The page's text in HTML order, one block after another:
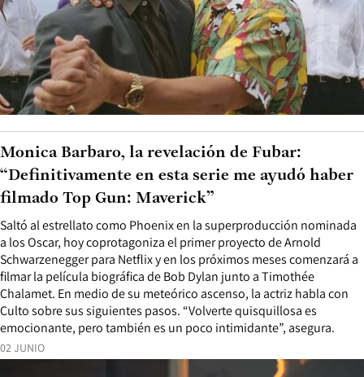
02 JUNIO
Saltó al estrellato como Phoenix en la superproducción nominada
a los Oscar, hoy coprotagoniza el primer proyecto de Arnold
Schwarzenegger para Netflix y en los próximos meses comenzará a
filmar la película biográfica de Bob Dylan junto a Timothée
Chalamet. En medio de su meteórico ascenso, la actriz habla con
Culto sobre sus siguientes pasos. “Volverte quisquillosa es
emocionante, pero también es un poco intimidante”, asegura.
Monica Barbaro, la revelación de Fubar:
“Definitivamente en esta serie me ayudó haber
filmado Top Gun: Maverick”